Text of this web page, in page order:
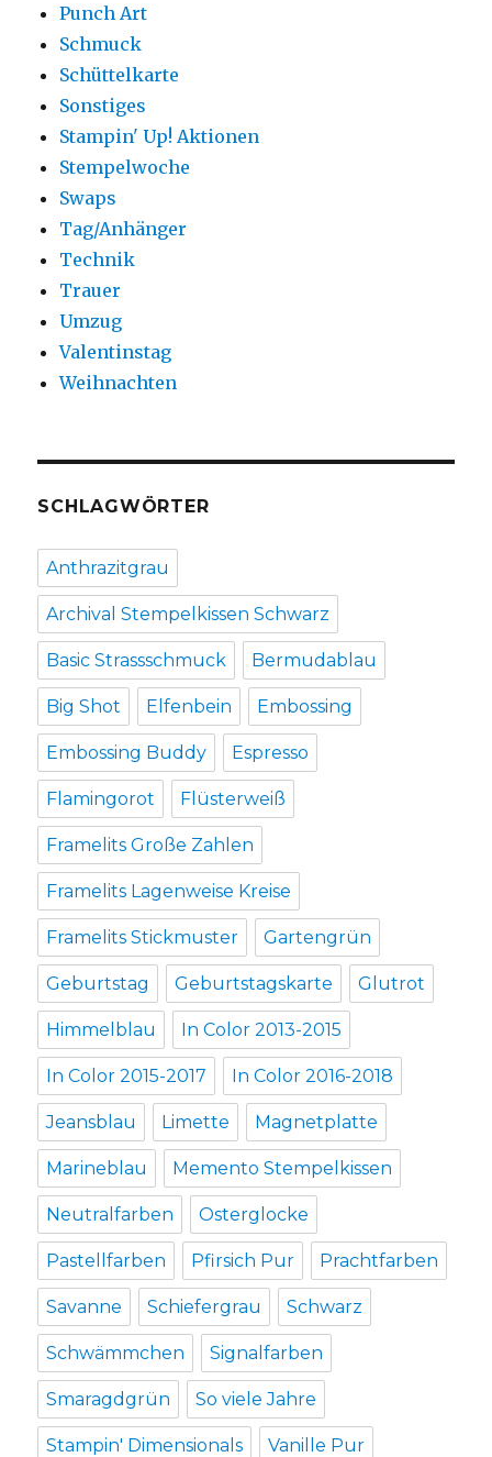
Punch Art
Schmuck
Schüttelkarte
Sonstiges
Stampin' Up! Aktionen
Stempelwoche
Swaps
Tag/Anhänger
Technik
Trauer
Umzug
Valentinstag
Weihnachten
SCHLAGWÖRTER
Anthrazitgrau
Archival Stempelkissen Schwarz
Basic Strassschmuck Bermudablau
Big Shot Elfenbein Embossing
Embossing Buddy Espresso
Flamingorot Flüsterweiß
Framelits Große Zahlen
Framelits Lagenweise Kreise
Framelits Stickmuster Gartengrün
Geburtstag Geburtstagskarte Glutrot
Himmelblau In Color 2013-2015
In Color 2015-2017 In Color 2016-2018
Jeansblau Limette Magnetplatte
Marineblau Memento Stempelkissen
Neutralfarben Osterglocke
Pastellfarben Pfirsich Pur Prachtfarben
Savanne Schiefergrau Schwarz
Schwämmchen Signalfarben
Smaragdgrün So viele Jahre
Stampin' Dimensionals Vanille Pur